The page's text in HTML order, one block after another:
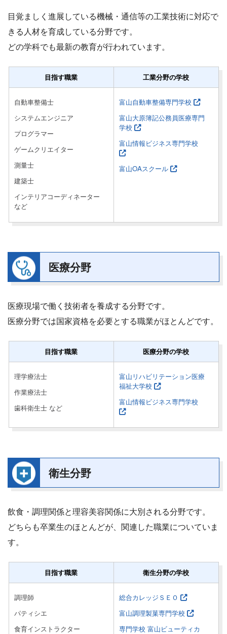
目覚ましく進展している機械・通信等の工業技術に対応で
きる人材を育成している分野です。
どの学科でも最新の教育が行われています。
目指す職業 工業分野の学校
自動車整備士
システムエンジニア
プログラマー
ゲームクリエイター
測量士
建築士
インテリアコーディネーター
など
富山自動車整備専門学校
富山大原簿記公務員医療専門
学校
富山情報ビジネス専門学校
富山OAスクール
医療分野
医療現場で働く技術者を養成する分野です。
医療分野では国家資格を必要とする職業がほとんどです。
目指す職業 医療分野の学校
理学療法士
作業療法士
歯科衛生士 など
富山リハビリテーション医療
福祉大学校
富山情報ビジネス専門学校
衛生分野
飲食・調理関係と理容美容関係に大別される分野です。
どちらも卒業生のほとんどが、関連した職業についていま
す。
目指す職業 衛生分野の学校
調理師
パティシエ
食育インストラクター
総合カレッジＳＥＯ
富山調理製菓専門学校
専門学校 富山ビューティカ